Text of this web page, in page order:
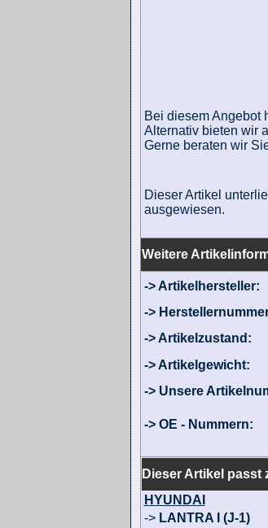
Bei diesem Angebot
Alternativ bieten wir
Gerne beraten wir
Dieser Artikel
ausgewiesen.
Weitere
-> Artikelhersteller:
->
-> Artikelzustand:
-> Artikelgewicht:
-> Unsere
-> OE - Nummern:
Dieser Artikel passt
HYUNDAI
-> LANTRA I (J-1)